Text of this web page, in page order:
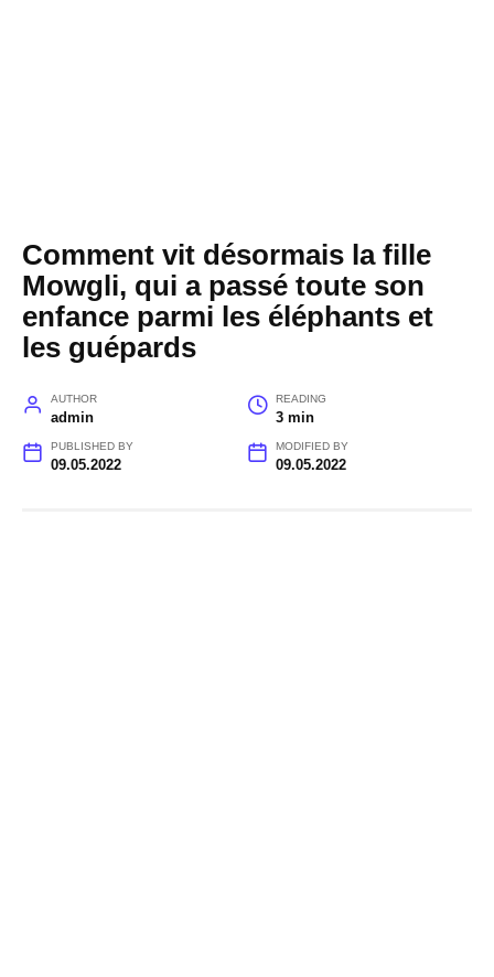
Comment vit désormais la fille
Mowgli, qui a passé toute son
enfance parmi les éléphants et
les guépards
AUTHOR
admin
READING
3 min
PUBLISHED BY
09.05.2022
MODIFIED BY
09.05.2022